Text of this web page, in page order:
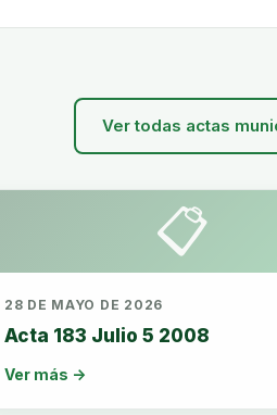
Ver todas actas
📋
28 DE MAYO DE 2026
Acta 183 Julio 5 2008
Ver más →